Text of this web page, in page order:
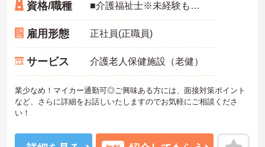
資格/職種 ■介護福祉士※未経験も相談可
雇用形態 正社員(正職員)
サービス 介護老人保健施設（老健）
業少なめ！マイカー通勤可◎ご興味ある方には、面接対策ポイント
など、さらに詳細をお話しいたしますのでお気軽にご相談くださ
い！